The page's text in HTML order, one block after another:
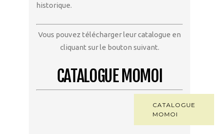
historique.
Vous pouvez télécharger leur catalogue en
cliquant sur le bouton suivant.
CATALOGUE MOMOI
CATALOGUE
MOMOI